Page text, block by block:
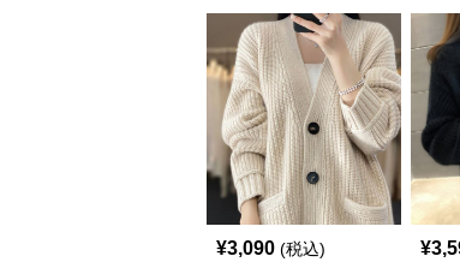
¥3,090 (税込) ¥